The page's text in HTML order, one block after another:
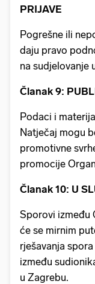
PRIJAVE
Pogrešne ili
daju pravo
na sudjelovanje
Članak 9:
Podaci i
Natječaj mogu
promotivne
promocije
Članak 10: U
Sporovi između
će se mirnim
rješavanja
između
u Zagrebu.